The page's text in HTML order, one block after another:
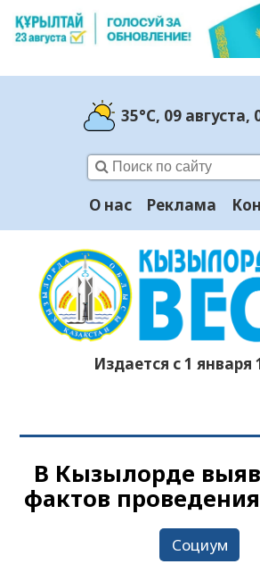
35°C, 09 августа,
О нас Реклама
Издается с 1 января
В Кызылорде
фактов
Социум